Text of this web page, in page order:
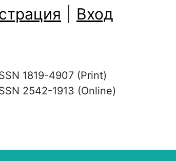
Вход
1819-4907 (Print)
2542-1913 (Online)